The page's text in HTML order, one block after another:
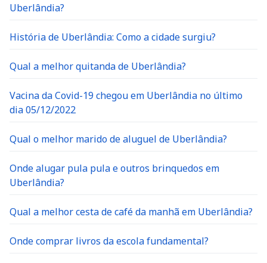
Uberlândia?
História de Uberlândia: Como a cidade surgiu?
Qual a melhor quitanda de Uberlândia?
Vacina da Covid-19 chegou em Uberlândia no último
dia 05/12/2022
Qual o melhor marido de aluguel de Uberlândia?
Onde alugar pula pula e outros brinquedos em
Uberlândia?
Qual a melhor cesta de café da manhã em Uberlândia?
Onde comprar livros da escola fundamental?